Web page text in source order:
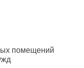
помещений